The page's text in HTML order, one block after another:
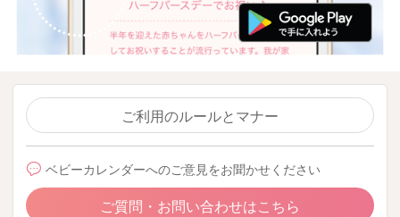
ご利用のルールとマナー
ベビーカレンダーへのご意見をお聞かせください
ご質問・お問い合わせはこちら